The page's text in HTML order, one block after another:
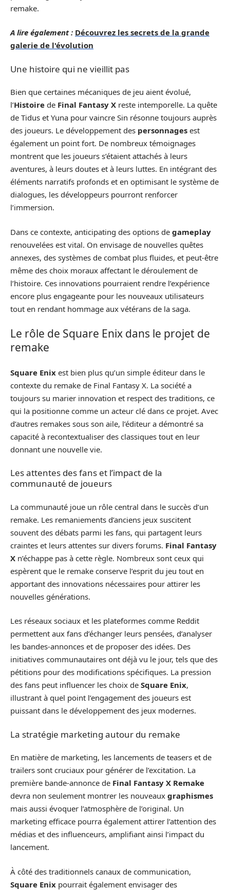
remake.
A lire également : Découvrez les secrets de la grande
galerie de l'évolution
Une histoire qui ne vieillit pas
Bien que certaines mécaniques de jeu aient évolué,
l’Histoire de Final Fantasy X reste intemporelle. La quête
de Tidus et Yuna pour vaincre Sin résonne toujours auprès
des joueurs. Le développement des personnages est
également un point fort. De nombreux témoignages
montrent que les joueurs s’étaient attachés à leurs
aventures, à leurs doutes et à leurs luttes. En intégrant des
éléments narratifs profonds et en optimisant le système de
dialogues, les développeurs pourront renforcer
l’immersion.
Dans ce contexte, anticipating des options de gameplay
renouvelées est vital. On envisage de nouvelles quêtes
annexes, des systèmes de combat plus fluides, et peut-être
même des choix moraux affectant le déroulement de
l’histoire. Ces innovations pourraient rendre l’expérience
encore plus engageante pour les nouveaux utilisateurs
tout en rendant hommage aux vétérans de la saga.
Le rôle de Square Enix dans le projet de
remake
Square Enix est bien plus qu’un simple éditeur dans le
contexte du remake de Final Fantasy X. La société a
toujours su marier innovation et respect des traditions, ce
qui la positionne comme un acteur clé dans ce projet. Avec
d’autres remakes sous son aile, l’éditeur a démontré sa
capacité à recontextualiser des classiques tout en leur
donnant une nouvelle vie.
Les attentes des fans et l’impact de la
communauté de joueurs
La communauté joue un rôle central dans le succès d’un
remake. Les remaniements d’anciens jeux suscitent
souvent des débats parmi les fans, qui partagent leurs
craintes et leurs attentes sur divers forums. Final Fantasy
X n’échappe pas à cette règle. Nombreux sont ceux qui
espèrent que le remake conserve l’esprit du jeu tout en
apportant des innovations nécessaires pour attirer les
nouvelles générations.
Les réseaux sociaux et les plateformes comme Reddit
permettent aux fans d’échanger leurs pensées, d’analyser
les bandes-annonces et de proposer des idées. Des
initiatives communautaires ont déjà vu le jour, tels que des
pétitions pour des modifications spécifiques. La pression
des fans peut influencer les choix de Square Enix,
illustrant à quel point l’engagement des joueurs est
puissant dans le développement des jeux modernes.
La stratégie marketing autour du remake
En matière de marketing, les lancements de teasers et de
trailers sont cruciaux pour générer de l’excitation. La
première bande-annonce de Final Fantasy X Remake
devra non seulement montrer les nouveaux graphismes
mais aussi évoquer l’atmosphère de l’original. Un
marketing efficace pourra également attirer l’attention des
médias et des influenceurs, amplifiant ainsi l’impact du
lancement.
À côté des traditionnels canaux de communication,
Square Enix pourrait également envisager des